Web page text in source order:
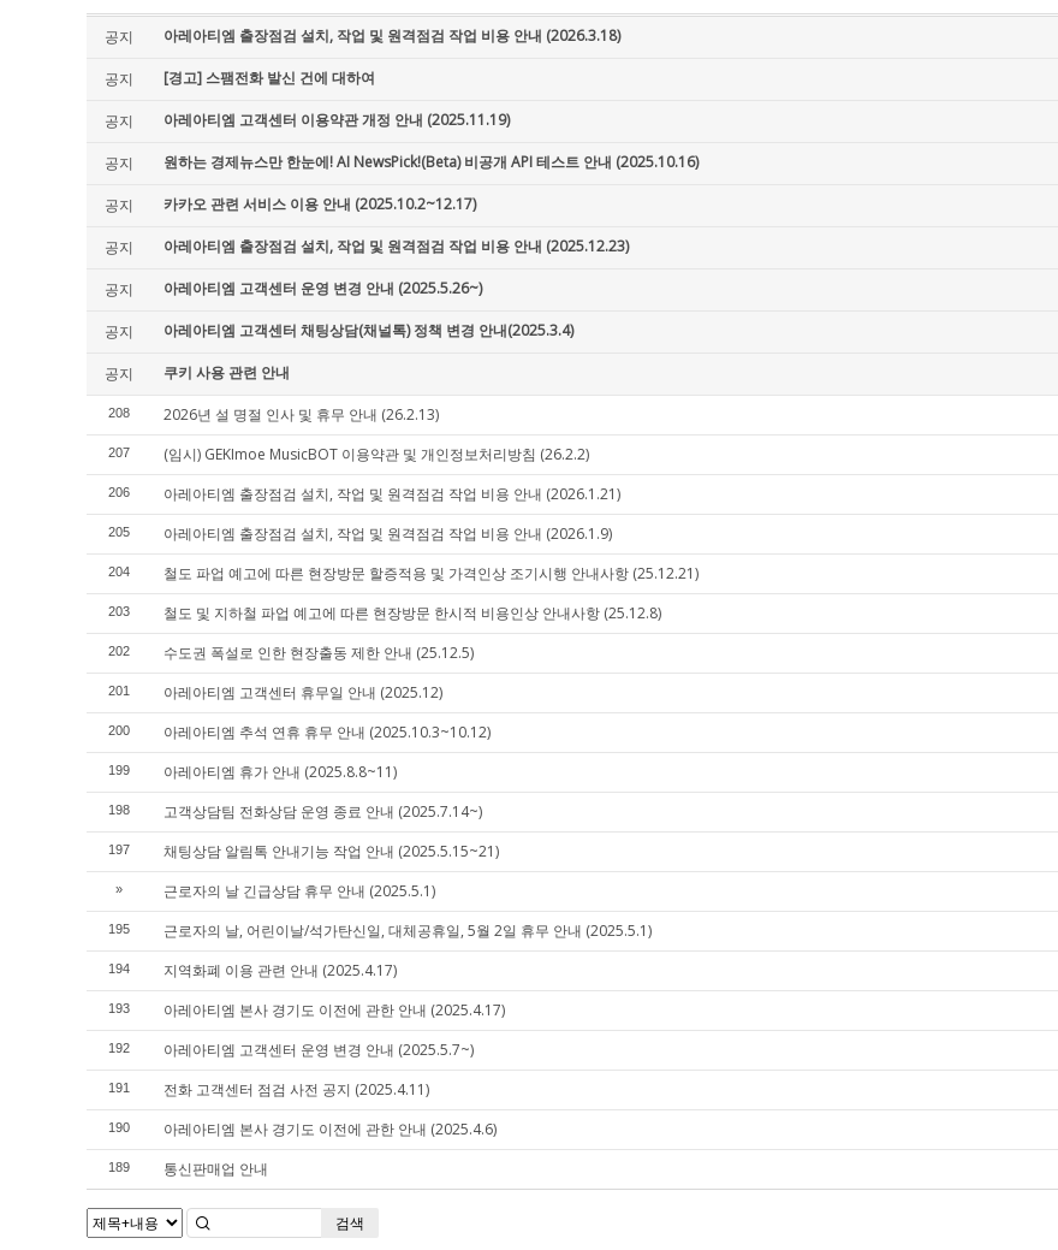
공지 아레아티엠 출장점검 설치, 작업 및 원격점검 작업 비용 안내 (2026.3.18)
공지 [경고] 스팸전화 발신 건에 대하여
공지 아레아티엠 고객센터 이용약관 개정 안내 (2025.11.19)
공지 원하는 경제뉴스만 한눈에! AI NewsPick!(Beta) 비공개 API 테스트 안내 (2025.10.16)
공지 카카오 관련 서비스 이용 안내 (2025.10.2~12.17)
공지 아레아티엠 출장점검 설치, 작업 및 원격점검 작업 비용 안내 (2025.12.23)
공지 아레아티엠 고객센터 운영 변경 안내 (2025.5.26~)
공지 아레아티엠 고객센터 채팅상담(채널톡) 정책 변경 안내(2025.3.4)
공지 쿠키 사용 관련 안내
208 2026년 설 명절 인사 및 휴무 안내 (26.2.13)
207 (임시) GEKImoe MusicBOT 이용약관 및 개인정보처리방침 (26.2.2)
206 아레아티엠 출장점검 설치, 작업 및 원격점검 작업 비용 안내 (2026.1.21)
205 아레아티엠 출장점검 설치, 작업 및 원격점검 작업 비용 안내 (2026.1.9)
204 철도 파업 예고에 따른 현장방문 할증적용 및 가격인상 조기시행 안내사항 (25.12.21)
203 철도 및 지하철 파업 예고에 따른 현장방문 한시적 비용인상 안내사항 (25.12.8)
202 수도권 폭설로 인한 현장출동 제한 안내 (25.12.5)
201 아레아티엠 고객센터 휴무일 안내 (2025.12)
200 아레아티엠 추석 연휴 휴무 안내 (2025.10.3~10.12)
199 아레아티엠 휴가 안내 (2025.8.8~11)
198 고객상담팀 전화상담 운영 종료 안내 (2025.7.14~)
197 채팅상담 알림톡 안내기능 작업 안내 (2025.5.15~21)
» 근로자의 날 긴급상담 휴무 안내 (2025.5.1)
195 근로자의 날, 어린이날/석가탄신일, 대체공휴일, 5월 2일 휴무 안내 (2025.5.1)
194 지역화폐 이용 관련 안내 (2025.4.17)
193 아레아티엠 본사 경기도 이전에 관한 안내 (2025.4.17)
192 아레아티엠 고객센터 운영 변경 안내 (2025.5.7~)
191 전화 고객센터 점검 사전 공지 (2025.4.11)
190 아레아티엠 본사 경기도 이전에 관한 안내 (2025.4.6)
189 통신판매업 안내
검색